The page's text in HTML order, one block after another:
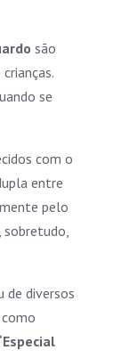
são
se
com o
entre
pelo
sobretudo,
de diversos